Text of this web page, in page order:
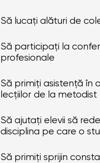
Să lucați alături de
Să participați la
profesionale
Să primiți asistență în
lecțiilor de la metodist
Să ajutați elevii să
disciplina pe care o
Să primiți sprijin